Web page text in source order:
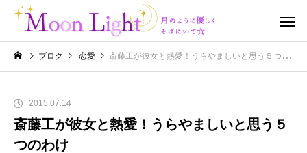
ブログ 恋愛 斎藤工が彼女と熱愛！うらやましいと思う５つのわけ
2015.07.14
斎藤工が彼女と熱愛！うらやましいと思う５
つのわけ